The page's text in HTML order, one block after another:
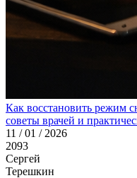
Как восстановить режим
советы врачей и
11 / 01 / 2026
2093
Сергей
Терешкин